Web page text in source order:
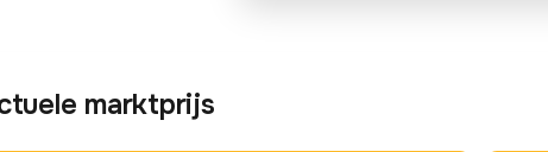
marktprijs